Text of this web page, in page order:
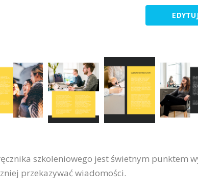
szkoleniowego jest świetnym punktem
przekazywać wiadomości.